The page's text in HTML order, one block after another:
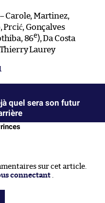
Carole, Martinez,
Prcić, Gonçalves
86e), Da Costa
Laurey
quel sera son futur
sur cet article.
connectant .